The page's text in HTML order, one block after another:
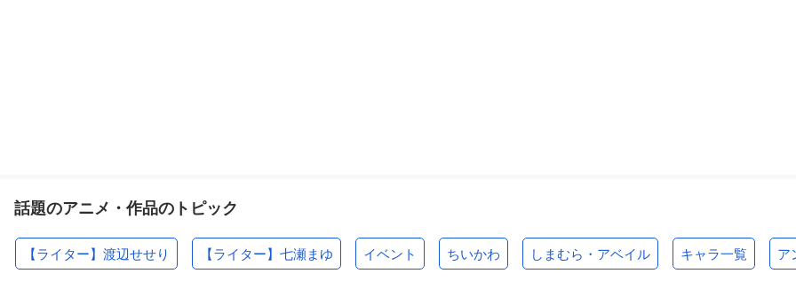
話題のアニメ・作品のトピック
【ライター】渡辺せせり 【ライター】七瀬まゆ イベント ちいかわ しまむら・アベイル キャラ一覧 ア